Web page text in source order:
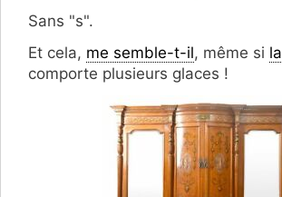
Sans "s".
Et cela, me semble-t-il, même si
comporte plusieurs glaces !